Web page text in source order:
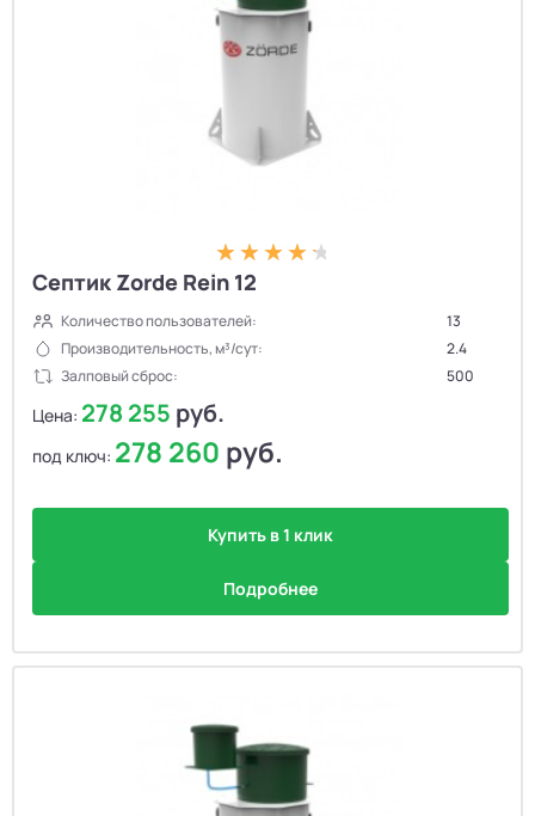
Септик Zorde Rein 12
Количество пользователей:
13
Производительность, м³/сут:
2.4
Залповый сброс:
500
Цена: 278 255 руб.
под ключ: 278 260 руб.
Купить в 1 клик
Подробнее